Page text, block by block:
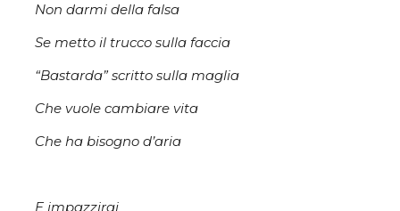
Non darmi della falsa
Se metto il trucco sulla faccia
“Bastarda” scritto sulla maglia
Che vuole cambiare vita
Che ha bisogno d’aria
E impazzirai